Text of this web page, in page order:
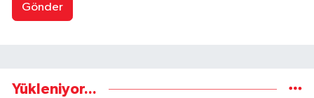
Gönder
Yükleniyor...